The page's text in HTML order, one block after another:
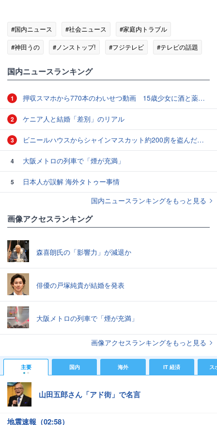
#国内ニュース #社会ニュース
#家庭内トラブル
#神田うの
#ノンストップ! #フジテレビ #テレビの話題
国内ニュースランキング
1 押収スマホから770本のわいせつ動画 15歳少女に酒と薬飲ませ性的暴行か 54歳男を再逮捕 「薬もありますよ」とSNSで誘い出し
2 ケニア人と結婚「差別」のリアル
3 ビニールハウスからシャインマスカット約200房を盗んだ疑い ネットで販売か 無職の男（42）逮捕 岡山県警
4 大阪メトロの列車で「煙が充満」
5
日本人が誤解 海外タトゥー事情
国内ニュースランキングをもっと見る
画像アクセスランキング
森喜朗氏の「影響力」が減退か
俳優の戸塚純貴が結婚を発表
大阪メトロの列車で「煙が充満」
画像アクセスランキングをもっと見る
主要 国内 海外 IT 経済 ス
山田五郎さん「アド街」で名言
地震速報（02:58）